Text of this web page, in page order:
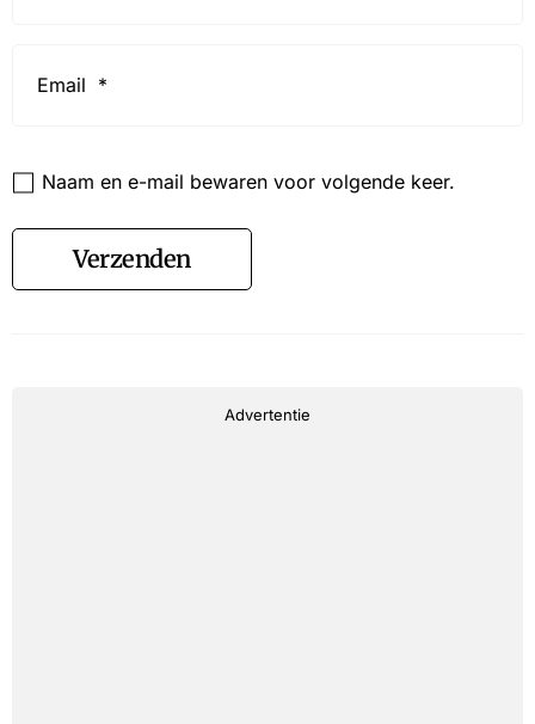
Naam en e-mail bewaren voor volgende keer.
Verzenden
Advertentie